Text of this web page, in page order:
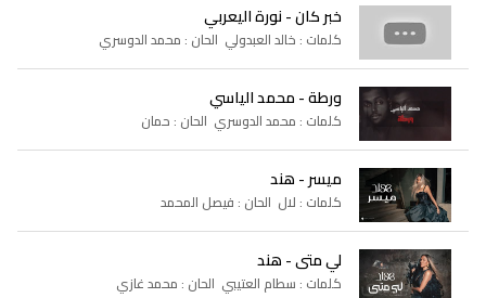
خبر كان - نورة اليعربي
كلمات : خالد العبدولي الحان : محمد الدوسري
ورطة - محمد الياسي
كلمات : محمد الدوسري الحان : حمان
ميسر - هند
كلمات : لال الحان : فيصل المحمد
لي متى - هند
كلمات : سطام العتيبي الحان : محمد غازي